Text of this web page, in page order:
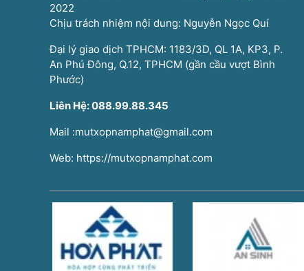
2022
Chịu trách nhiệm nội dung: Nguyễn Ngọc Quí
Đại lý giao dịch TPHCM: 1183/3D, QL 1A, KP3, P.
An Phú Đông, Q.12, TPHCM (gần cầu vượt Bình
Phước)
Liên Hệ: 088.99.88.345
Mail :mutxopnamphat@gmail.com
Web: https://mutxopnamphat.com